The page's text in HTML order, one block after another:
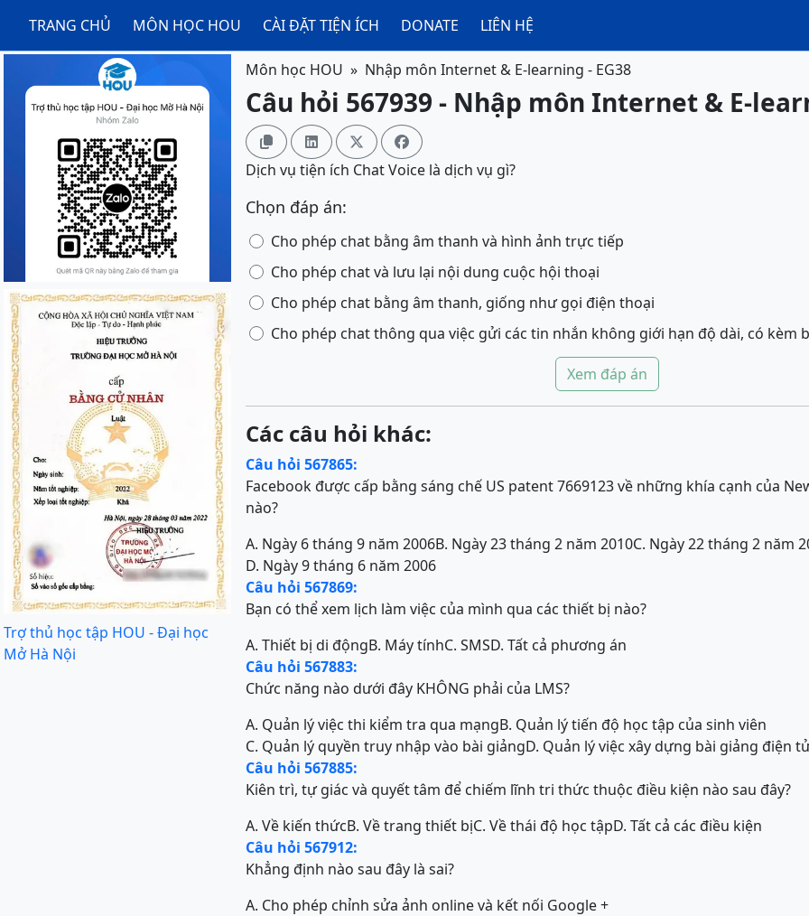
TRANG CHỦ MÔN HỌC HOU CÀI ĐẶT TIỆN ÍCH DONATE LIÊN HỆ
Trợ thủ học tập HOU - Đại học
Mở Hà Nội
Môn học HOU Nhập môn Internet & E-learning - EG38
Câu hỏi 567939 - Nhập môn Internet & E-
   
Dịch vụ tiện ích Chat Voice là dịch vụ gì?
Chọn đáp án:
Cho phép chat bằng âm thanh và hình ảnh trực tiếp
Cho phép chat và lưu lại nội dung cuộc hội thoại
Cho phép chat bằng âm thanh, giống như gọi điện thoại
Cho phép chat thông qua việc gửi các tin nhắn không giới hạn độ dài, có kèm
Xem đáp án
Các câu hỏi khác:
Câu hỏi 567865:
Facebook được cấp bằng sáng chế US patent 7669123 về những khía cạnh của
nào?
A. Ngày 6 tháng 9 năm 2006B. Ngày 23 tháng 2 năm 2010C. Ngày 22 tháng 2 năm
D. Ngày 9 tháng 6 năm 2006
Câu hỏi 567869:
Bạn có thể xem lịch làm việc của mình qua các thiết bị nào?
A. Thiết bị di độngB. Máy tínhC. SMSD. Tất cả phương án
Câu hỏi 567883:
Chức năng nào dưới đây KHÔNG phải của LMS?
A. Quản lý việc thi kiểm tra qua mạngB. Quản lý tiến độ học tập của sinh viên
C. Quản lý quyền truy nhập vào bài giảngD. Quản lý việc xây dựng bài giảng điện
Câu hỏi 567885:
Kiên trì, tự giác và quyết tâm để chiếm lĩnh tri thức thuộc điều kiện nào sau đây?
A. Về kiến thứcB. Về trang thiết bịC. Về thái độ học tậpD. Tất cả các điều kiện
Câu hỏi 567912:
Khẳng định nào sau đây là sai?
A. Cho phép chỉnh sửa ảnh online và kết nối Google +